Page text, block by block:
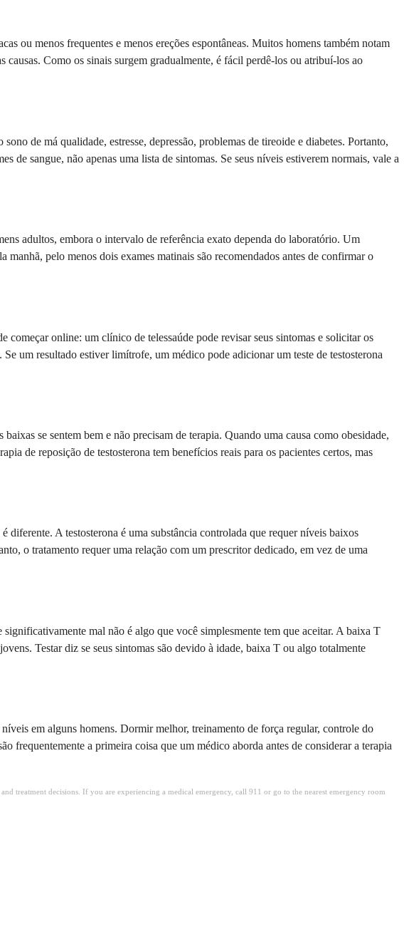
ou menos frequentes e menos ereções espontâneas. Muitos homens também notam
Como os sinais surgem gradualmente, é fácil perdê-los ou atribuí-los ao
de má qualidade, estresse, depressão, problemas de tireoide e diabetes. Portanto,
de sangue, não apenas uma lista de sintomas. Se seus níveis estiverem normais, vale a
adultos, embora o intervalo de referência exato dependa do laboratório. Um
pelo menos dois exames matinais são recomendados antes de confirmar o
online: um clínico de telessaúde pode revisar seus sintomas e solicitar os
um resultado estiver limítrofe, um médico pode adicionar um teste de testosterona
se sentem bem e não precisam de terapia. Quando uma causa como obesidade,
de reposição de testosterona tem benefícios reais para os pacientes certos, mas
diferente. A testosterona é uma substância controlada que requer níveis baixos
o tratamento requer uma relação com um prescritor dedicado, em vez de uma
mal não é algo que você simplesmente tem que aceitar. A baixa T
Testar diz se seus sintomas são devido à idade, baixa T ou algo totalmente
em alguns homens. Dormir melhor, treinamento de força regular, controle do
frequentemente a primeira coisa que um médico aborda antes de considerar a terapia
treatment decisions. If you are experiencing a medical emergency, call 911 or go to the nearest emergency room